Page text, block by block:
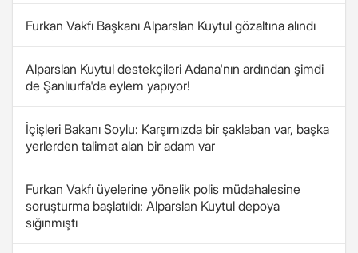
Furkan Vakfı Başkanı Alparslan Kuytul gözaltına alındı
Alparslan Kuytul destekçileri Adana'nın ardından şimdi
de Şanlıurfa'da eylem yapıyor!
İçişleri Bakanı Soylu: Karşımızda bir şaklaban var, başka
yerlerden talimat alan bir adam var
Furkan Vakfı üyelerine yönelik polis müdahalesine
soruşturma başlatıldı: Alparslan Kuytul depoya
sığınmıştı